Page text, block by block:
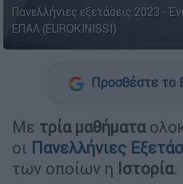
Πανελλήνιες εξετάσεις 2023 -
ΕΠΑΛ (EUROKINISSI)
Προσθέστε το
Με τρία μαθήματα
οι Πανελλήνιες
των οποίων η Ιστορία.